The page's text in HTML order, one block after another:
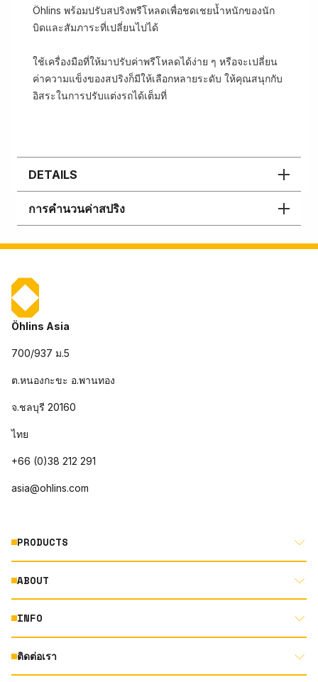
Öhlins พร้อมปรับสปริงพรีโหลดเพื่อชดเชยน้ำหนักของนัก
บิดและสัมภาระที่เปลี่ยนไปได้
ใช้เครื่องมือที่ให้มาปรับค่าพรีโหลดได้ง่าย ๆ หรือจะเปลี่ยน
ค่าความแข็งของสปริงก็มีให้เลือกหลายระดับ ให้คุณสนุกกับ
อิสระในการปรับแต่งรถได้เต็มที่
DETAILS
การคำนวนค่าสปริง
Öhlins Asia
700/937 ม.5
ต.หนองกะขะ อ.พานทอง
จ.ชลบุรี 20160
ไทย
+66 (0)38 212 291
asia@ohlins.com
PRODUCTS
MOTORCYCLE
AUTOMOTIVE
ABOUT
ABOUT US
RACING
INFO
DOCUMENT LIBRARY
ติดต่อเรา